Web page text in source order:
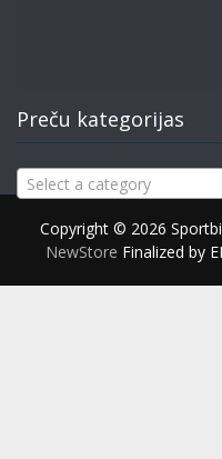
Preču kategorijas
Select a category
Copyright © 2026
NewStore Finalized by